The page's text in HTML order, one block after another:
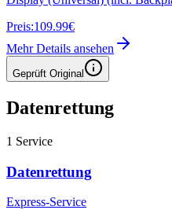
Preis:109.99€
Mehr Details ansehen
Geprüft Original
Datenrettung
1 Service
Datenrettung
Express-Service